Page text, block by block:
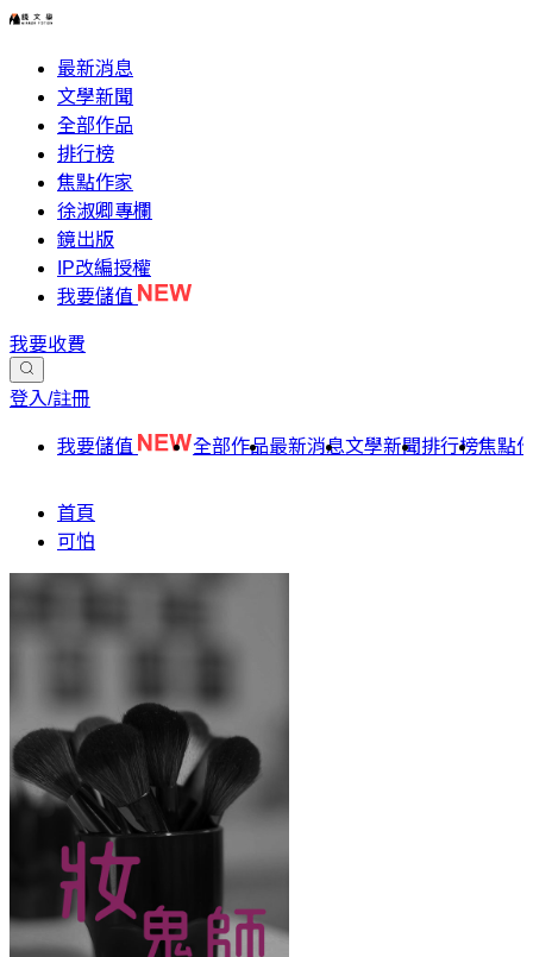
最新消息
文學新聞
全部作品
排行榜
焦點作家
徐淑卿專欄
鏡出版
IP改編授權
我要儲值
我要收費
登入/註冊
我要儲值 全部作品最新消息文學新聞排行榜焦點
首頁
可怕